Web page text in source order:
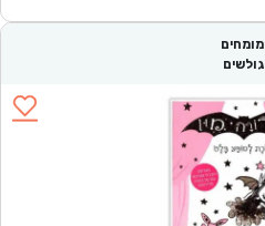
מומחים
גולשים